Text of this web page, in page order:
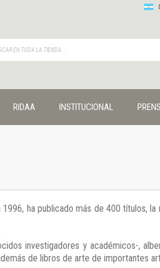
RIDAA INSTITUCIONAL
ha publicado más de 400 títulos,
investigadores y académicos-,
de libros de arte de importantes